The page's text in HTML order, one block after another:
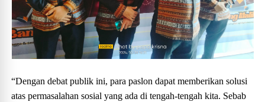
“Dengan debat publik ini, para paslon dapat memberikan solusi
atas permasalahan sosial yang ada di tengah-tengah kita. Sebab